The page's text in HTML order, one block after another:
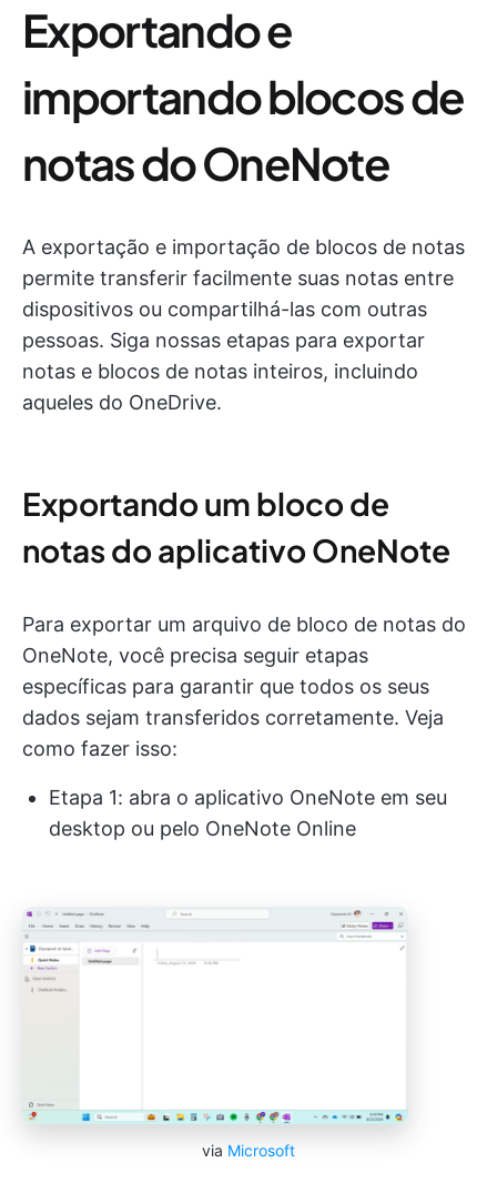
Exportando e
importando blocos de
notas do OneNote
A exportação e importação de blocos de notas
permite transferir facilmente suas notas entre
dispositivos ou compartilhá-las com outras
pessoas. Siga nossas etapas para exportar
notas e blocos de notas inteiros, incluindo
aqueles do OneDrive.
Exportando um bloco de
notas do aplicativo OneNote
Para exportar um arquivo de bloco de notas do
OneNote, você precisa seguir etapas
específicas para garantir que todos os seus
dados sejam transferidos corretamente. Veja
como fazer isso:
Etapa 1: abra o aplicativo OneNote em seu
desktop ou pelo OneNote Online
via Microsoft